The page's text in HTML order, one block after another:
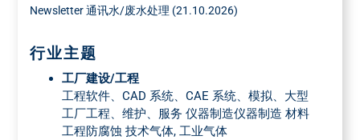
Newsletter 通讯水/废水处理 (21.10.2026)
行业主题
工厂建设/工程
工程软件、CAD 系统、CAE 系统、模拟、大型
工厂工程、维护、服务 仪器制造仪器制造 材料
工程防腐蚀 技术气体, 工业气体